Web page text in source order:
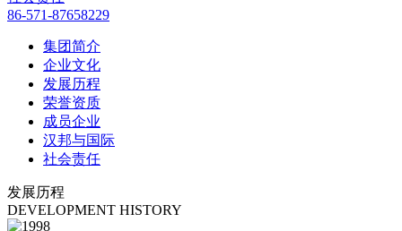
86-571-87658229
集团简介
企业文化
发展历程
荣誉资质
成员企业
汉邦与国际
社会责任
发展历程
DEVELOPMENT HISTORY